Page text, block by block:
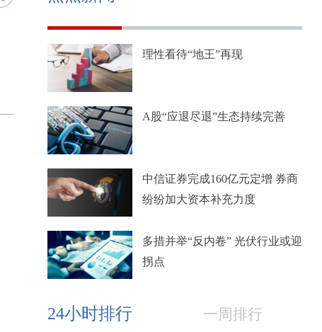
理性看待“地王”再现
A股“应退尽退”生态持续完善
中信证券完成160亿元定增 券商
纷纷加大资本补充力度
多措并举“反内卷” 光伏行业或迎
拐点
24小时排行 一周排行